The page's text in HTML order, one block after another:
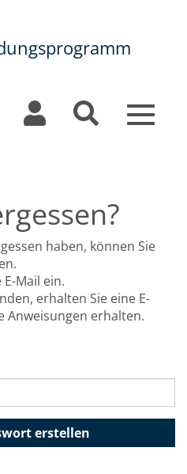
Toggle
haben, können Sie
Mail ein.
erhalten Sie eine E-
Anweisungen erhalten.
erstellen